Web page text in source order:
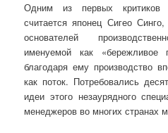
Одним из первых критиков
считается японец Сигео
основателей
именуемой как «бережливое
благодаря ему производство
как поток. Потребовались
идеи этого незаурядного
менеджеров во многих странах